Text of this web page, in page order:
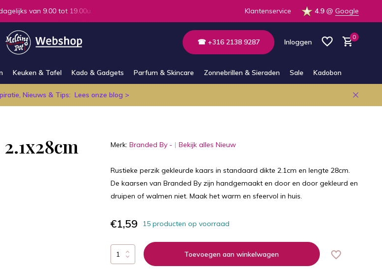
van 9.00 tot 19.00u. Klantenservice 4.9 @ Google
☎ +316 2138 9287 Inloggen
0
Keuken & Tafel Kado & Gadgets Parfum & Skincare Zonnebrillen & Sieraden Sale Kadobon
Nieuws & Tips: Lees onze blog >
Merk: Branded By - Bekijk alles Nieuw
Rustieke perzik gekleurde kaars in standaard dikte 2.1cm en lengte 28cm.
De kaarsen van Branded By zijn handgemaakt en door en door gekleurd en
druipen of walmen niet. Maak het warm en sfeervol in huis.
€1,59 15 producten op voorraad
Toevoegen aan winkelwagen